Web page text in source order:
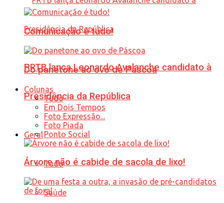
PRTB lança Leonardo Avalanche candidato à
Presidência da República
Geral
Tudo
Saúde
Comunicação é tudo!
Do panetone ao ovo de Páscoa
Colunas
Tudo
Em Dois Tempos
Foto Expressão...
Foto Piada
Ponto Social
Árvore não é cabide de sacola de lixo!